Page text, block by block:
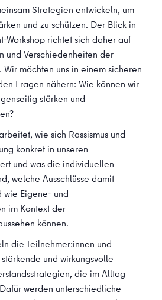
Strategien entwickeln, um
und zu schützen. Der Blick in
Workshop richtet sich daher auf
und Verschiedenheiten der
möchten uns in einem sicheren
Fragen nähern: Wie können wir
stärken und
wie sich Rassismus und
konkret in unseren
und was die individuellen
welche Ausschlüsse damit
Eigene- und
im Kontext der
können.
die Teilnehmer:innen und
und wirkungsvolle
die im Alltag
werden unterschiedliche